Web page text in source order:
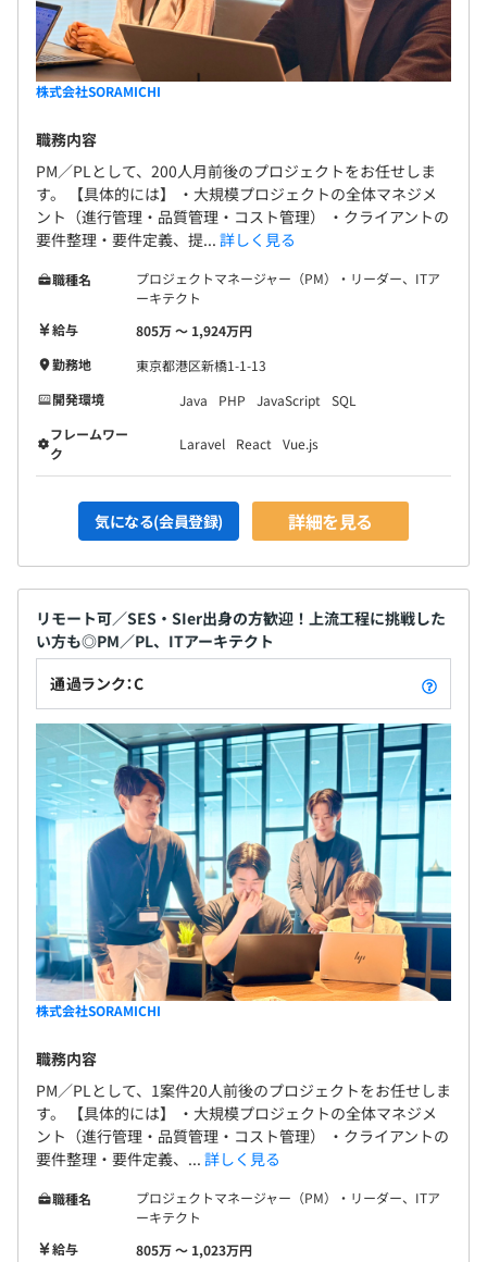
株式会社SORAMICHI
職務内容
PM／PLとして、200人月前後のプロジェクトをお任せしま
す。 【具体的には】 ・大規模プロジェクトの全体マネジメ
ント（進行管理・品質管理・コスト管理） ・クライアントの
要件整理・要件定義、提... 詳しく見る
職種名
プロジェクトマネージャー（PM）・リーダー、ITア
ーキテクト
給与
805万 〜 1,924万円
勤務地
東京都港区新橋1-1-13
開発環境
Java PHP JavaScript SQL
フレームワー
ク
Laravel React Vue.js
気になる(会員登録) 詳細を見る
リモート可／SES・SIer出身の方歓迎！上流工程に挑戦した
い方も◎PM／PL、ITアーキテクト
通過ランク：C
株式会社SORAMICHI
職務内容
PM／PLとして、1案件20人前後のプロジェクトをお任せしま
す。 【具体的には】 ・大規模プロジェクトの全体マネジメ
ント（進行管理・品質管理・コスト管理） ・クライアントの
要件整理・要件定義、... 詳しく見る
職種名
プロジェクトマネージャー（PM）・リーダー、ITア
ーキテクト
給与
805万 〜 1,023万円